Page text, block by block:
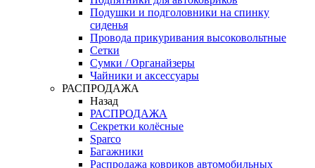
Подушки и подголовники на спинку
сиденья
Провода прикуривания высоковольтные
Сетки
Сумки / Органайзеры
Чайники и аксессуары
РАСПРОДАЖА
Назад
РАСПРОДАЖА
Секретки колёсные
Sparco
Багажники
Распродажа ковриков автомобильных